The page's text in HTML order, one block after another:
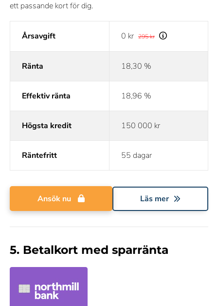
ett passande kort för dig.
Årsavgift 0 kr 295 kr
Ränta 18,30 %
Effektiv ränta 18,96 %
Högsta kredit 150 000 kr
Räntefritt 55 dagar
Ansök nu Läs mer
5. Betalkort med sparränta